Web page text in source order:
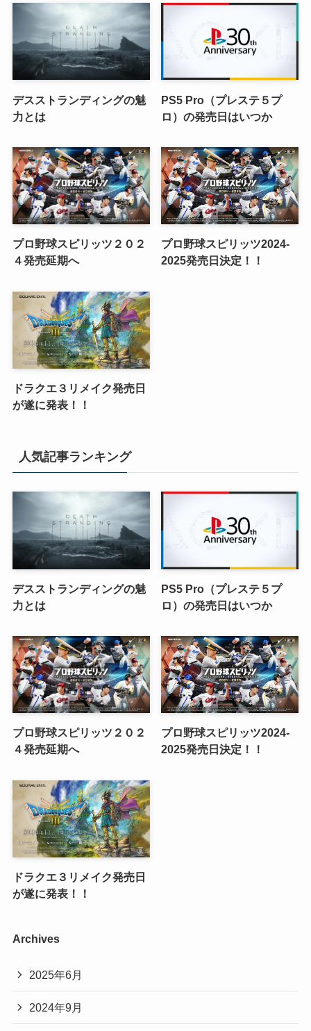
デスストランディングの魅
力とは
PS5 Pro（プレステ５プ
ロ）の発売日はいつか
プロ野球スピリッツ２０２
４発売延期へ
プロ野球スピリッツ2024-
2025発売日決定！！
ドラクエ３リメイク発売日
が遂に発表！！
人気記事ランキング
デスストランディングの魅
力とは
PS5 Pro（プレステ５プ
ロ）の発売日はいつか
プロ野球スピリッツ２０２
４発売延期へ
プロ野球スピリッツ2024-
2025発売日決定！！
ドラクエ３リメイク発売日
が遂に発表！！
Archives
2025年6月
2024年9月